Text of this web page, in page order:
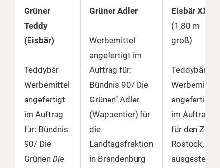
Grüner
Teddy
(Eisbär)
Teddybär
Werbemittel
angefertigt
im Auftrag
für: Bündnis
90/ Die
Grünen Die
Grüner Adler
Werbemittel
angefertigt im
Auftrag für:
Bündnis 90/ Die
Grünen" Adler
(Wappentier) für
die
Landtagsfraktion
in Brandenburg
Eisbär XXL
(1,80 m
groß)
Teddybär
Werbemittel
angefertigt
im Auftrag
für den Zoo
Rostock,
ausgestellt